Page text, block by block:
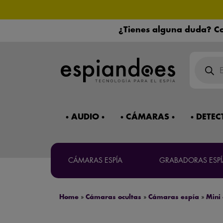
¿Tienes alguna duda?
AUDIO CÁMARAS
CÁMARAS ESPÍA GRABADORAS
Home »Cámaras ocultas »Cámaras espía »Mini
¿Necesitas